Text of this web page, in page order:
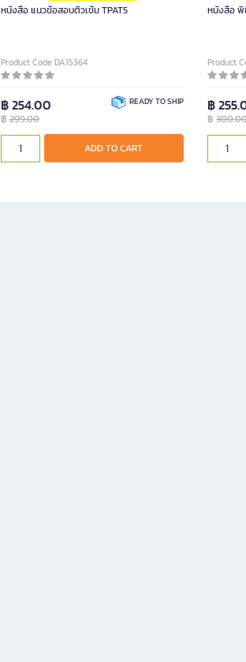
หนังสือ แนวข้อสอบติวเข้ม TPAT5
Product Code DA15364
฿ 254.00
฿ 299.00
READY TO SHIP
ADD TO CART
หนังสือ พิ
Product
฿
฿